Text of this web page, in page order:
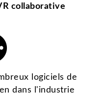
collaborative
logiciels de
dans l'industrie